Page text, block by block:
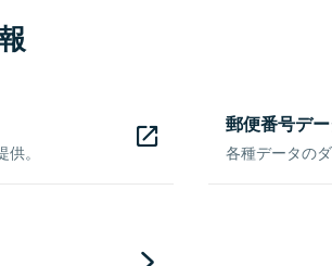
。
郵便番号デ
各種データの